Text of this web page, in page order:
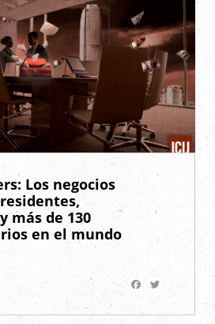
Los negocios
más de 130
en el mundo
Facebook